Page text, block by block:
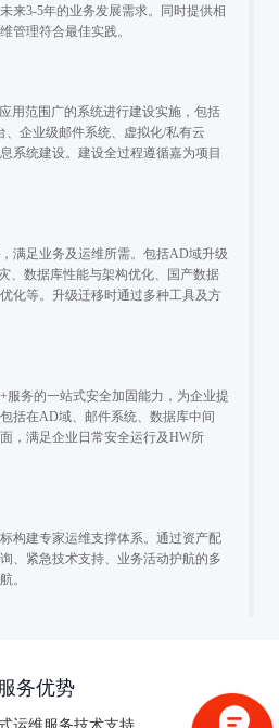
来3-5年的业务发展需求。同时提供相
管理符合最佳实践。
用范围广的系统进行建设实施，包括
企业级邮件系统、虚拟化/私有云
系统建设。建设全过程遵循嘉为项目
满足业务及运维所需。包括AD域升级
、数据库性能与架构优化、国产数据
化等。升级迁移时通过多种工具及方
服务的一站式安全加固能力，为企业提
括在AD域、邮件系统、数据库中间
，满足企业日常安全运行及HW所
构建专家运维支撑体系。通过资产配
、紧急技术支持、业务活动护航的多
。
服务优势